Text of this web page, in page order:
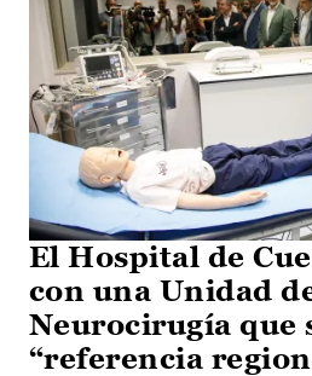
El Hospital de
con una Unidad
Neurocirugía que
“referencia